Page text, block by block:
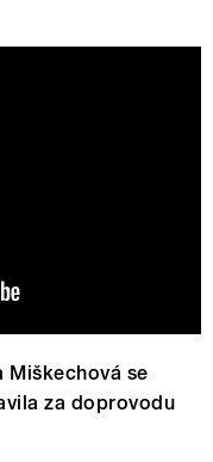
Miškechová se
za doprovodu